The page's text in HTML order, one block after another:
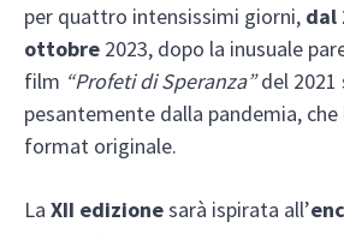
per quattro intensissimi giorni, dal
ottobre 2023, dopo la inusuale
film “Profeti di Speranza”del 2021
pesantemente dalla pandemia,
format originale.
La XII edizionesarà ispirata all’